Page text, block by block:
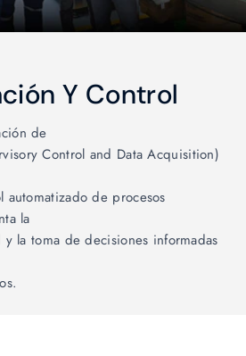
Y Control
de
Control and Data Acquisition)
de procesos
la
la toma de decisiones informadas